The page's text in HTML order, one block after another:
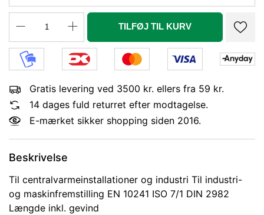
TILFØJ TIL KURV
Gratis levering ved 3500 kr. ellers fra 59 kr.
14 dages fuld returret efter modtagelse.
E-mærket sikker shopping siden 2016.
Beskrivelse
Til centralvarmeinstallationer og industri Til industri-
og maskinfremstilling EN 10241 ISO 7/1 DIN 2982
Længde inkl. gevind